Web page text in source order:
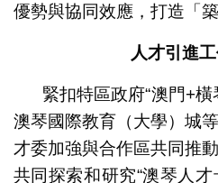
優勢與協同效應，打造「
人才引進
緊扣特區政府“澳門+
澳琴國際教育（大學）城
才委加強與合作區共同推
共同探索和研究“澳琴人